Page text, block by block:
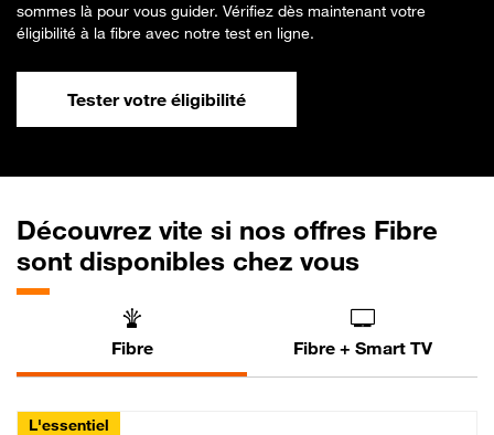
sommes là pour vous guider. Vérifiez dès maintenant votre
éligibilité à la fibre avec notre test en ligne.
Tester votre éligibilité
Découvrez vite si nos offres Fibre
sont disponibles chez vous
Fibre Fibre + Smart TV
L'essentiel